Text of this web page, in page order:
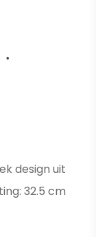
design uit
32.5 cm